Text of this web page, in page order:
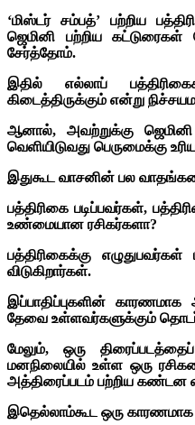
‘மிஸ்டர் சம்பத்’ பற்றிய
ஜெமினி பற்றிய
சேர்த்தோம்.
இதில் எல்லாப்
கிடைத்திருக்கும் என்று
ஆனால், அவற்றுக்கு
வெளியிடுவது பெருமைக்கு
இதுகூட வாசனின் பல
பத்திரிகை படிப்பவர்கள்,
உண்மையான ரசிகர்களா?
பத்திரிகைக்கு எழுதுபவர்கள்
விடுகிறார்கள்.
இப்பாதிப்புகளின்
தேவை உள்ளவர்களுக்கும்
மேலும், ஒரு
மனநிலையில் உள்ள ஒரு
அத்திரைப்படம் பற்றிய கண்டன
இதெல்லாம்கூட ஒரு காரணமாக